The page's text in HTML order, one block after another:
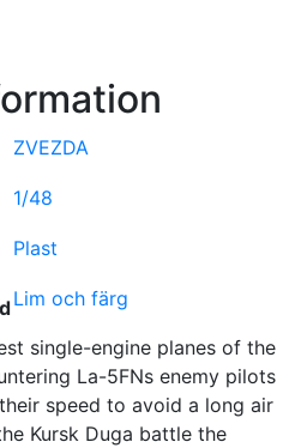
ZVEZDA
1/48
Plast
Lim och färg
single-engine planes of the
La-5FNs enemy pilots
speed to avoid a long air
Kursk Duga battle the